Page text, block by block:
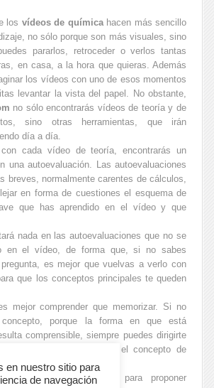
los vídeos de químicahacen más sencillo
no sólo porque son más visuales, sino
pararlos, retroceder o verlos tantas
en casa, a la hora que quieras. Además
los vídeos con uno de esos momentos
levantar la vista del papel. No obstante,
no sólo encontrarás vídeos de teoría y de
sino otras herramientas, que irán
día a día.
cada vídeo de teoría, encontrarás un
una autoevaluación. Las autoevaluaciones
breves, normalmente carentes de cálculos,
en forma de cuestiones el esquema de
que has aprendido en el vídeo y que
nada en las autoevaluaciones que no se
en el vídeo, de forma que, si no sabes
pregunta, es mejor que vuelvas a verlo con
que los conceptos principales te queden
mejor comprender que memorizar. Si no
concepto, porque la forma en que está
comprensible, siempre puedes dirigirte
e intentaremos explicarte el concepto de
que lo comprendas.
resolución de dudas o para proponer
en nuestro sitio para
de navegación